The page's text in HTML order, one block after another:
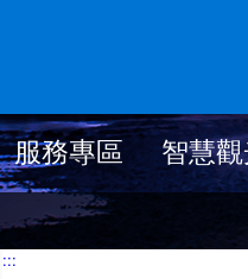
服務專區 智慧
:::